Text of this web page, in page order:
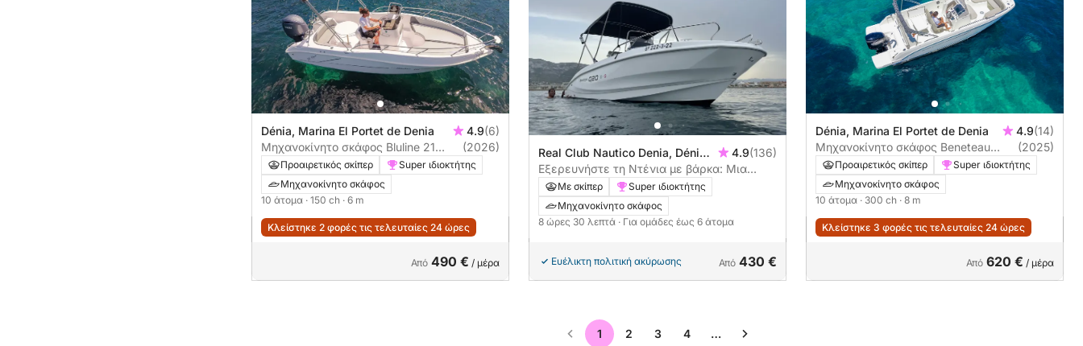
Dénia, Marina El Portet de Denia 4.9(6)
Μηχανοκίνητο σκάφος Bluline 21
150ch
(2026)
Προαιρετικός σκίπερ
Super ιδιοκτήτης
Μηχανοκίνητο σκάφος
10 άτομα · 150 ch · 6 m
Κλείστηκε 2 φορές τις τελευταίες 24 ώρες
Από 490 € / μέρα
Real Club Nautico Denia, Dénia,
Ισπανία
4.9(136)
Εξερευνήστε τη Ντένια με βάρκα: Μια
ολόκληρη μέρα στο νερό με μηχανοκίνητο
σκάφος
Με σκίπερ
Super ιδιοκτήτης
Μηχανοκίνητο σκάφος
8 ώρες 30 λεπτά · Για ομάδες έως 6 άτομα
Ευέλικτη πολιτική ακύρωσης Από 430 €
Dénia, Marina El Portet de Denia 4.9(14)
Μηχανοκίνητο σκάφος Beneteau
Flyer 8 300ch
(2025)
Προαιρετικός σκίπερ
Super ιδιοκτήτης
Μηχανοκίνητο σκάφος
10 άτομα · 300 ch · 8 m
Κλείστηκε 3 φορές τις τελευταίες 24 ώρες
Από 620 € / μέρα
1 2 3 4 …